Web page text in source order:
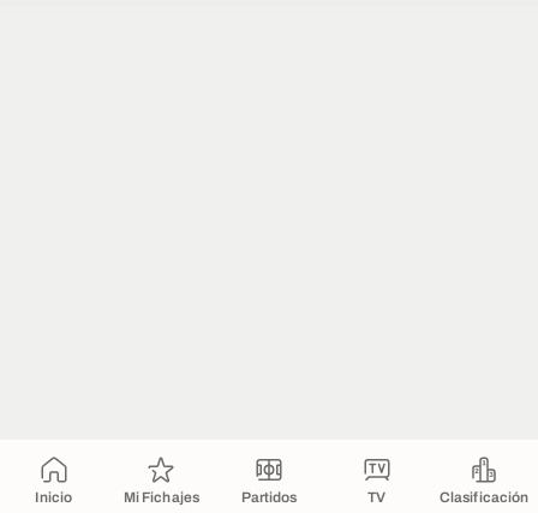
Inicio Mi Fichajes Partidos TV Clasificación